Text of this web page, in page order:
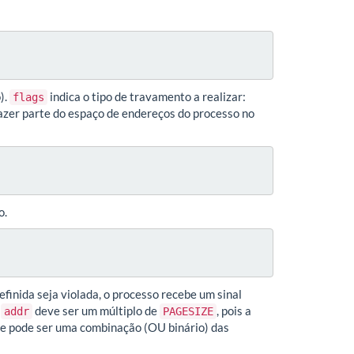
flags indica o tipo de travamento a realizar:
parte do espaço de endereços do processo no
seja violada, o processo recebe um sinal
addr deve ser um múltiplo de PAGESIZE
, pois a
pode ser uma combinação (OU binário) das